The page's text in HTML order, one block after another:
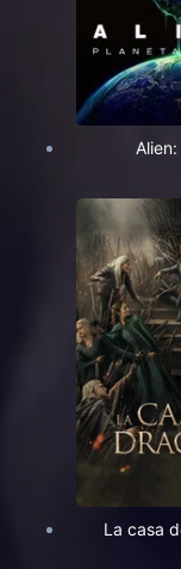
La casa